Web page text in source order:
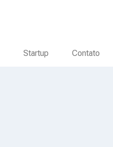
Startup Contato